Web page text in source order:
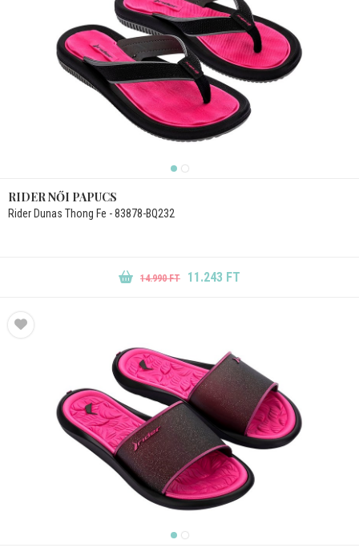
RIDER NŐI PAPUCS
Rider Dunas Thong Fe - 83878-BQ232
14.990 FT 11.243 FT